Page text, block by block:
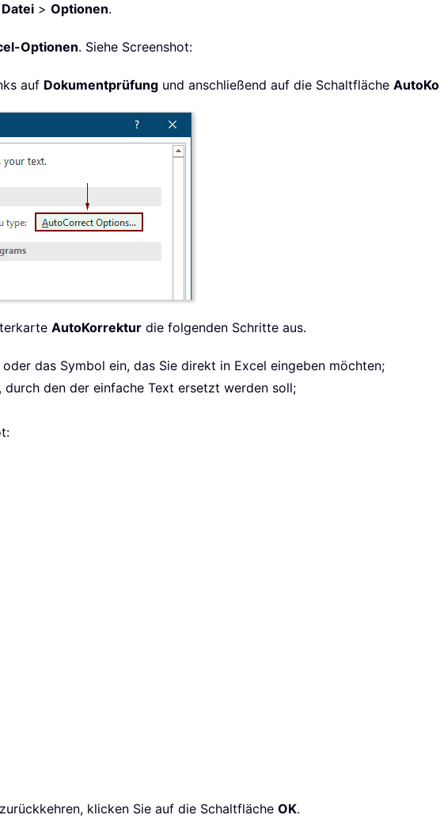
Datei > Optionen.
Optionen. Siehe Screenshot:
auf Dokumentprüfung und anschließend auf die Schaltfläche
AutoKorrektur die folgenden Schritte aus.
das Symbol ein, das Sie direkt in Excel eingeben möchten;
den der einfache Text ersetzt werden soll;
klicken Sie auf die Schaltfläche OK.